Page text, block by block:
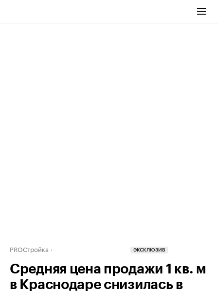
PROСтройка ЭКСКЛЮЗИВ
Средняя цена продажи 1 кв. м
в Краснодаре снизилась в